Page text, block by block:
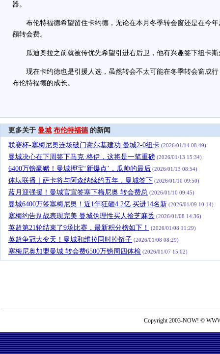
器。
布伦特福德希望留住卡约德，无论在本月冬季转会窗还是在今年
额转会费。
瓜迪奥拉之前就被传优先希望引进右后卫，他有兴趣签下纽卡斯
现在卡约德也是引援人选，虽然转会不太可能在冬季转会窗成行
布伦特福德的成长。
更多关于 曼城 布伦特福德的新闻
联赛杯-塞梅尼奥连场破门谢尔基建功 曼城2-0纽卡 (2026/01/14 08:49)
曼城决心在下周签下马克·格伊，这将是一笔重磅 (2026/01/13 15:34)
6400万镑豪赌！曼城押宝‘新爆点’，瓜帅的最后 (2026/01/13 08:54)
体坛联播｜萨卡将与阿森纳续约五年，曼城签下 (2026/01/10 09:50)
蓝月迎强援！曼城官宣签塞下梅尼奥 转会费总 (2026/01/10 09:45)
曼城6400万签塞梅尼奥！近1年狂砸4.2亿 买进14名新 (2026/01/09 10:14)
塞梅约告别战表现完美 曼城伪理性买人捡芝麻丢 (2026/01/08 14:36)
英超第21轮结束了9场比赛，最新积分榜如下！ (2026/01/08 11:29)
英超争冠大变天！曼城和维拉同时掉链子 (2026/01/08 08:29)
塞梅尼奥加盟曼城 转会费6500万镑周四体检 (2026/01/07 15:02)
Copyright 2003-NOW! ©